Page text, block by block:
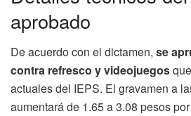
aprobado
De acuerdo con el dictamen, se
contra refresco y videojuegos
actuales del IEPS. El gravamen a
aumentará de 1.65 a 3.08 pesos